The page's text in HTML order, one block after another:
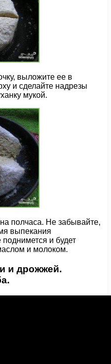
выложите ее в
и сделайте надрезы
мукой.
полчаса. Не забывайте,
выпекания
и будет
и молоком.
и дрожжей.